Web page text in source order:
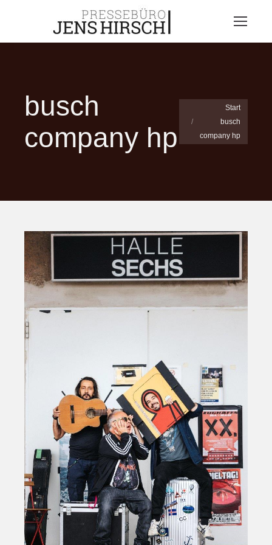
busch
company hp
Sie befinden sich
hier:
Start
busch
company hp